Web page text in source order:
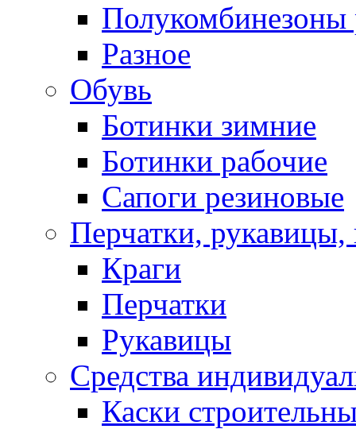
Полукомбинезоны
Разное
Обувь
Ботинки зимние
Ботинки рабочие
Сапоги резиновые
Перчатки, рукавицы,
Краги
Перчатки
Рукавицы
Средства
Каски